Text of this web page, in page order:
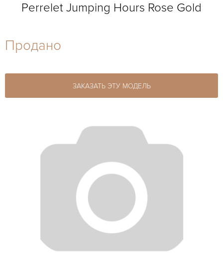
27-44
27-44
Perrelet Jumping Hours Rose Gold
Продано
ЗАКАЗАТЬ ЭТУ МОДЕЛЬ